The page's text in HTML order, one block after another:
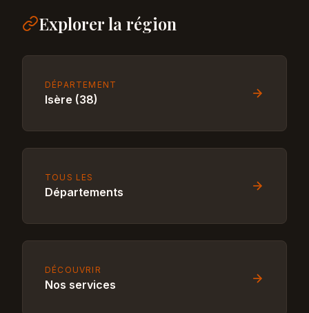
Explorer la région
DÉPARTEMENT
Isère (38)
TOUS LES
Départements
DÉCOUVRIR
Nos services